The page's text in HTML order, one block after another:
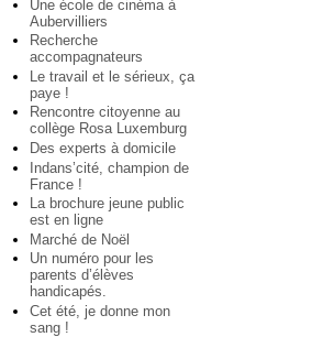
Une école de cinéma à
Aubervilliers
Recherche
accompagnateurs
Le travail et le sérieux, ça
paye !
Rencontre citoyenne au
collège Rosa Luxemburg
Des experts à domicile
Indans’cité, champion de
France !
La brochure jeune public
est en ligne
Marché de Noël
Un numéro pour les
parents d’élèves
handicapés.
Cet été, je donne mon
sang !